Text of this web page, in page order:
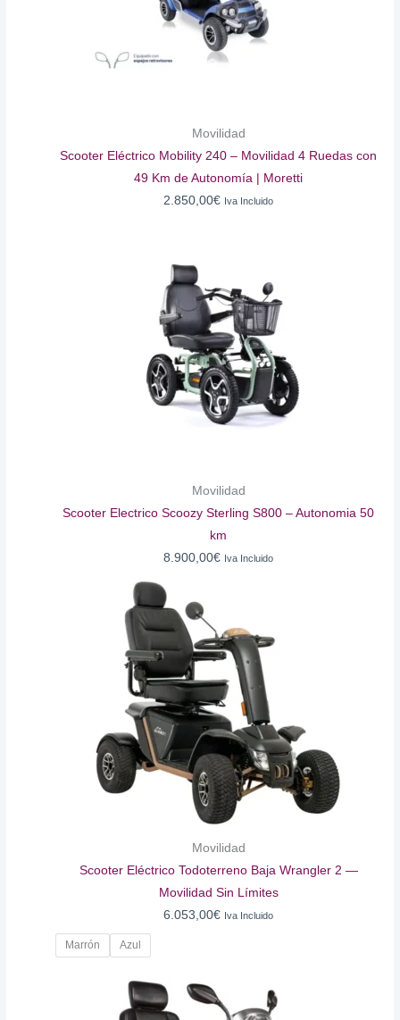
Movilidad
Scooter Eléctrico Mobility 240 – Movilidad 4 Ruedas con
49 Km de Autonomía | Moretti
2.850,00€ Iva Incluido
Movilidad
Scooter Electrico Scoozy Sterling S800 – Autonomia 50
km
8.900,00€ Iva Incluido
Movilidad
Scooter Eléctrico Todoterreno Baja Wrangler 2 —
Movilidad Sin Límites
6.053,00€ Iva Incluido
Marrón Azul